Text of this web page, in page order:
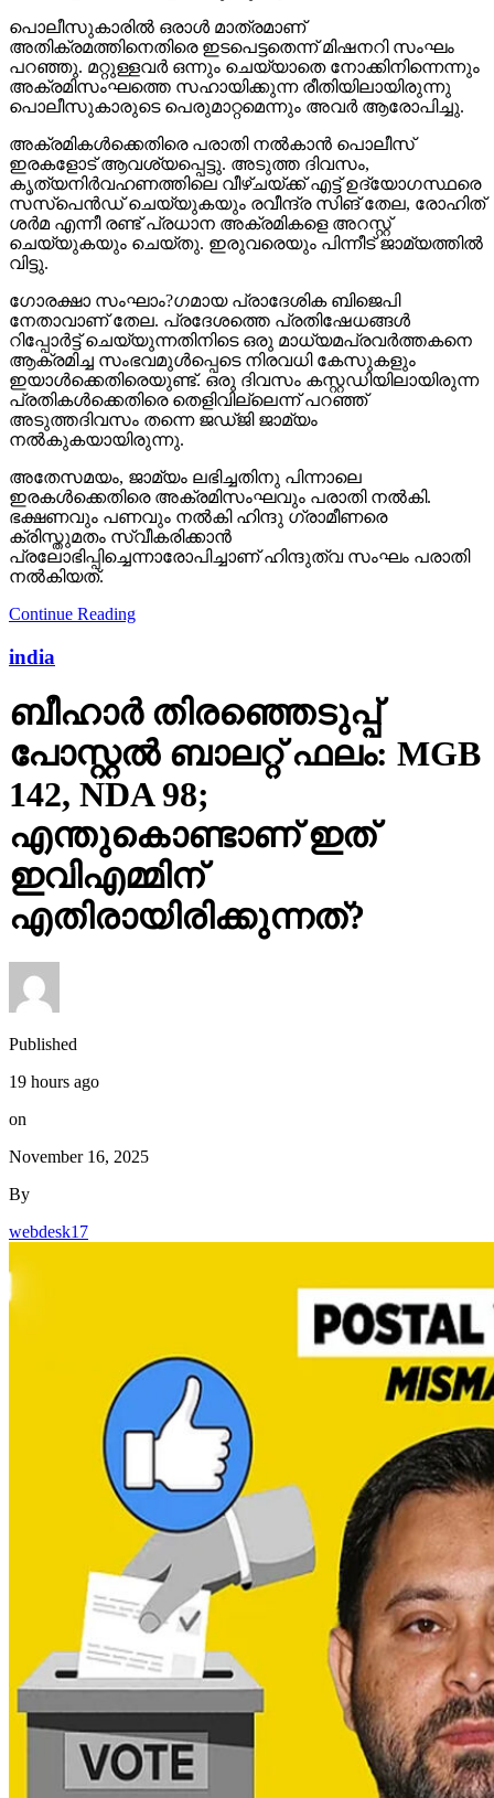
പൊലീസുകാരില്‍ ഒരാള്‍ മാത്രമാണ്
അതിക്രമത്തിനെതിരെ ഇടപെട്ടതെന്ന് മിഷനറി സംഘം
പറഞ്ഞു. മറ്റുള്ളവര്‍ ഒന്നും ചെയ്യാതെ നോക്കിനിന്നെന്നും
അക്രമിസംഘത്തെ സഹായിക്കുന്ന രീതിയിലായിരുന്നു
പൊലീസുകാരുടെ പെരുമാറ്റമെന്നും അവര്‍ ആരോപിച്ചു.
അക്രമികള്‍ക്കെതിരെ പരാതി നല്‍കാന്‍ പൊലീസ്
ഇരകളോട് ആവശ്യപ്പെട്ടു. അടുത്ത ദിവസം,
കൃത്യനിര്‍വഹണത്തിലെ വീഴ്ചയ്ക്ക് എട്ട് ഉദ്യോഗസ്ഥരെ
സസ്‌പെന്‍ഡ് ചെയ്യുകയും രവീന്ദ്ര സിങ് തേല, രോഹിത്
ശര്‍മ എന്നീ രണ്ട് പ്രധാന അക്രമികളെ അറസ്റ്റ്
ചെയ്യുകയും ചെയ്തു. ഇരുവരെയും പിന്നീട് ജാമ്യത്തില്‍
വിട്ടു.
ഗോരക്ഷാ സംഘാം?ഗമായ പ്രാദേശിക ബിജെപി
നേതാവാണ് തേല. പ്രദേശത്തെ പ്രതിഷേധങ്ങള്‍
റിപ്പോര്‍ട്ട് ചെയ്യുന്നതിനിടെ ഒരു മാധ്യമപ്രവര്‍ത്തകനെ
ആക്രമിച്ച സംഭവമുള്‍പ്പെടെ നിരവധി കേസുകളും
ഇയാള്‍ക്കെതിരെയുണ്ട്. ഒരു ദിവസം കസ്റ്റഡിയിലായിരുന്ന
പ്രതികള്‍ക്കെതിരെ തെളിവില്ലെന്ന് പറഞ്ഞ്
അടുത്തദിവസം തന്നെ ജഡ്ജി ജാമ്യം
നല്‍കുകയായിരുന്നു.
അതേസമയം, ജാമ്യം ലഭിച്ചതിനു പിന്നാലെ
ഇരകള്‍ക്കെതിരെ അക്രമിസംഘവും പരാതി നല്‍കി.
ഭക്ഷണവും പണവും നല്‍കി ഹിന്ദു ഗ്രാമീണരെ
ക്രിസ്തുമതം സ്വീകരിക്കാന്‍
പ്രലോഭിപ്പിച്ചെന്നാരോപിച്ചാണ് ഹിന്ദുത്വ സംഘം പരാതി
നല്‍കിയത്.
Continue Reading
india
ബീഹാർ തിരഞ്ഞെടുപ്പ്
പോസ്റ്റൽ ബാലറ്റ് ഫലം: MGB
142, NDA 98;
എന്തുകൊണ്ടാണ് ഇത്
ഇവിഎമ്മിന്
എതിരായിരിക്കുന്നത്?
Published
19 hours ago
on
November 16, 2025
By
webdesk17